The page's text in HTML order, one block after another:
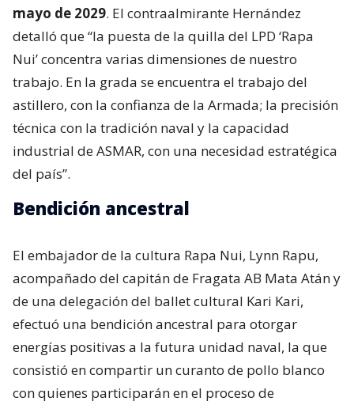
mayo de 2029. El contraalmirante Hernández
detalló que “la puesta de la quilla del LPD ‘Rapa
Nui’ concentra varias dimensiones de nuestro
trabajo. En la grada se encuentra el trabajo del
astillero, con la confianza de la Armada; la precisión
técnica con la tradición naval y la capacidad
industrial de ASMAR, con una necesidad estratégica
del país”.
Bendición ancestral
El embajador de la cultura Rapa Nui, Lynn Rapu,
acompañado del capitán de Fragata AB Mata Atán y
de una delegación del ballet cultural Kari Kari,
efectuó una bendición ancestral para otorgar
energías positivas a la futura unidad naval, la que
consistió en compartir un curanto de pollo blanco
con quienes participarán en el proceso de